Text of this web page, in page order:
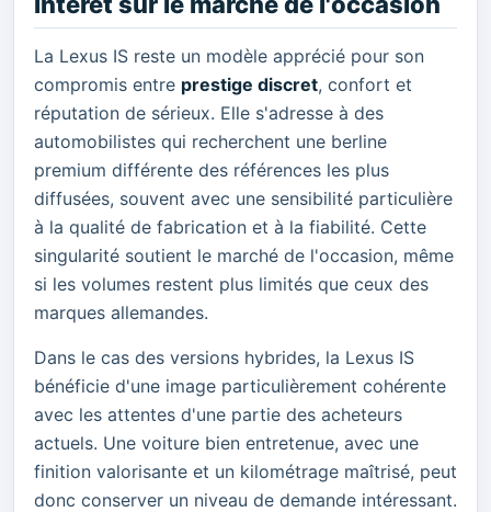
La Lexus IS reste un modèle apprécié pour son
compromis entre prestige discret, confort et
réputation de sérieux. Elle s'adresse à des
automobilistes qui recherchent une berline
premium différente des références les plus
diffusées, souvent avec une sensibilité particulière
à la qualité de fabrication et à la fiabilité. Cette
singularité soutient le marché de l'occasion, même
si les volumes restent plus limités que ceux des
marques allemandes.
Dans le cas des versions hybrides, la Lexus IS
bénéficie d'une image particulièrement cohérente
avec les attentes d'une partie des acheteurs
actuels. Une voiture bien entretenue, avec une
finition valorisante et un kilométrage maîtrisé, peut
donc conserver un niveau de demande intéressant.